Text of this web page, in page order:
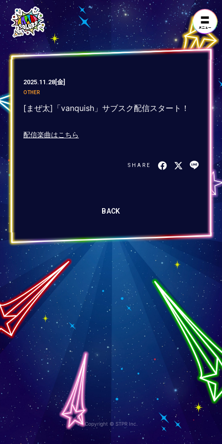
2025.11.28[金]
OTHER
[まぜ太]「vanquish」サブスク配信スタート！
配信楽曲はこちら
SHARE
BACK
Copyright © STPR Inc.